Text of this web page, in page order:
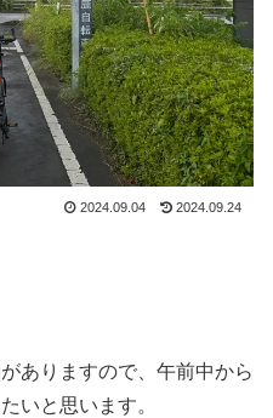
2024.09.04 2024.09.24
ありますので、午前中から
いと思います。